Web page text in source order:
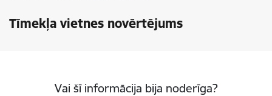
Tīmekļa vietnes novērtējums
Vai šī informācija bija noderīga?